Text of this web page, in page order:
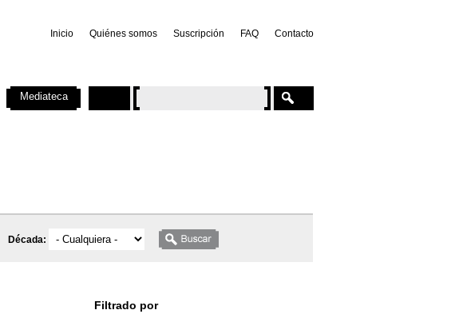
Inicio Quiénes somos Suscripción FAQ Contacto
Década:
Filtrado por
Mediateca